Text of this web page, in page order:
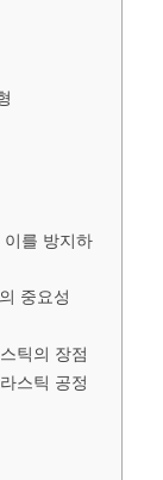
이를 방지하
중요성
틱의 장점
스틱 공정